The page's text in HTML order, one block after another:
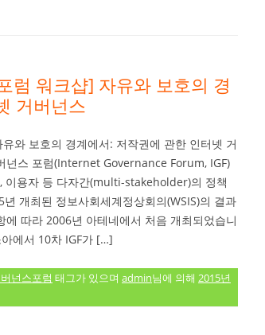
럼 워크샵] 자유와 보호의 경
거버넌스
와 보호의 경계에서: 저작권에 관한 인터넷 거
넌스 포럼(Internet Governance Forum, IGF)
이용자 등 다자간(multi-stakeholder)의 정책
개최된 정보사회세계정상회의(WSIS)의 결과
따라 2006년 아테네에서 처음 개최되었습니
에서 10차 IGF가 […]
넌스포럼 태그가 있으며 admin님에 의해 2015년